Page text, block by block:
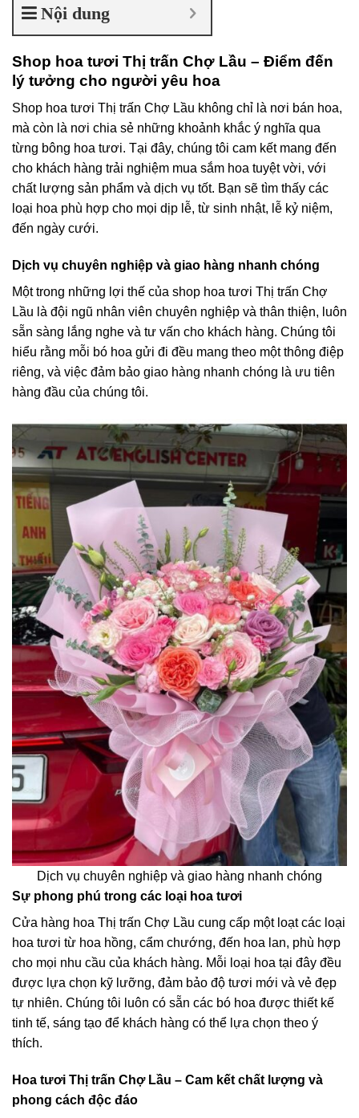
Nội dung
Shop hoa tươi Thị trấn Chợ Lầu – Điểm đến
lý tưởng cho người yêu hoa
Shop hoa tươi Thị trấn Chợ Lầu không chỉ là nơi bán hoa,
mà còn là nơi chia sẻ những khoảnh khắc ý nghĩa qua
từng bông hoa tươi. Tại đây, chúng tôi cam kết mang đến
cho khách hàng trải nghiệm mua sắm hoa tuyệt vời, với
chất lượng sản phẩm và dịch vụ tốt. Bạn sẽ tìm thấy các
loại hoa phù hợp cho mọi dịp lễ, từ sinh nhật, lễ kỷ niệm,
đến ngày cưới.
Dịch vụ chuyên nghiệp và giao hàng nhanh chóng
Một trong những lợi thế của shop hoa tươi Thị trấn Chợ
Lầu là đội ngũ nhân viên chuyên nghiệp và thân thiện, luôn
sẵn sàng lắng nghe và tư vấn cho khách hàng. Chúng tôi
hiểu rằng mỗi bó hoa gửi đi đều mang theo một thông điệp
riêng, và việc đảm bảo giao hàng nhanh chóng là ưu tiên
hàng đầu của chúng tôi.
Dịch vụ chuyên nghiệp và giao hàng nhanh chóng
Sự phong phú trong các loại hoa tươi
Cửa hàng hoa Thị trấn Chợ Lầu cung cấp một loạt các loại
hoa tươi từ hoa hồng, cẩm chướng, đến hoa lan, phù hợp
cho mọi nhu cầu của khách hàng. Mỗi loại hoa tại đây đều
được lựa chọn kỹ lưỡng, đảm bảo độ tươi mới và vẻ đẹp
tự nhiên. Chúng tôi luôn có sẵn các bó hoa được thiết kế
tinh tế, sáng tạo để khách hàng có thể lựa chọn theo ý
thích.
Hoa tươi Thị trấn Chợ Lầu – Cam kết chất lượng và
phong cách độc đáo